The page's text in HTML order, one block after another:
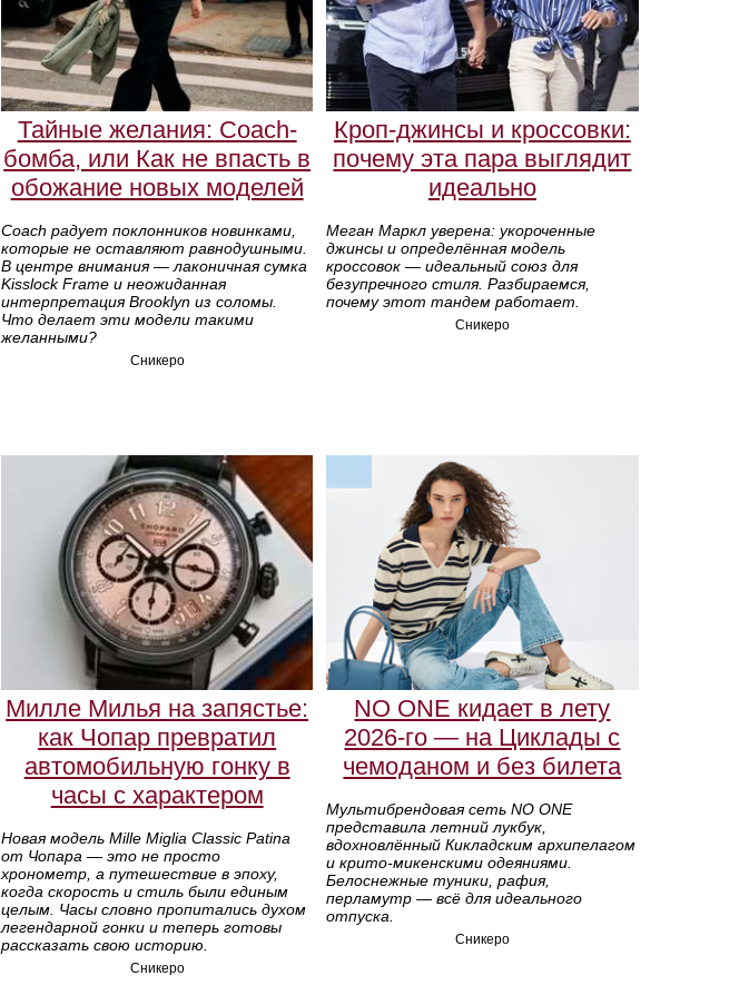
Тайные желания: Coach-
бомба, или Как не впасть в
обожание новых моделей
Coach радует поклонников новинками,
которые не оставляют равнодушными.
В центре внимания — лаконичная сумка
Kisslock Frame и неожиданная
интерпретация Brooklyn из соломы.
Что делает эти модели такими
желанными?
Сникеро
Кроп-джинсы и кроссовки:
почему эта пара выглядит
идеально
Меган Маркл уверена: укороченные
джинсы и определённая модель
кроссовок — идеальный союз для
безупречного стиля. Разбираемся,
почему этот тандем работает.
Сникеро
Милле Милья на запястье:
как Чопар превратил
автомобильную гонку в
часы с характером
Новая модель Mille Miglia Classic Patina
от Чопара — это не просто
хронометр, а путешествие в эпоху,
когда скорость и стиль были единым
целым. Часы словно пропитались духом
легендарной гонки и теперь готовы
рассказать свою историю.
Сникеро
NO ONE кидает в лету
2026-го — на Циклады с
чемоданом и без билета
Мультибрендовая сеть NO ONE
представила летний лукбук,
вдохновлённый Кикладским архипелагом
и крито-микенскими одеяниями.
Белоснежные туники, рафия,
перламутр — всё для идеального
отпуска.
Сникеро